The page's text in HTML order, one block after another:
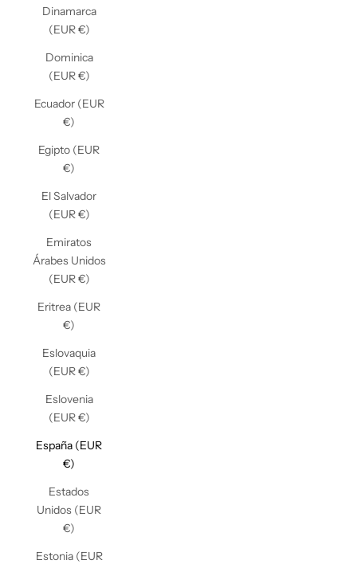
Dinamarca
(EUR €)
Dominica
(EUR €)
Ecuador (EUR
€)
Egipto (EUR
€)
El Salvador
(EUR €)
Emiratos
Árabes Unidos
(EUR €)
Eritrea (EUR
€)
Eslovaquia
(EUR €)
Eslovenia
(EUR €)
España (EUR
€)
Estados
Unidos (EUR
€)
Estonia (EUR